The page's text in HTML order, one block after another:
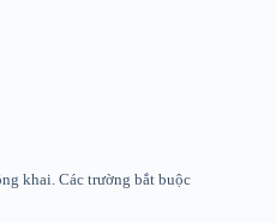
khai. Các trường bắt buộc